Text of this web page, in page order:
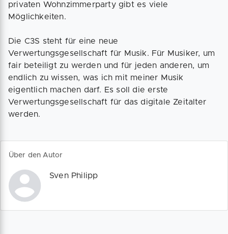
privaten Wohnzimmerparty gibt es viele
Möglichkeiten.
Die C3S steht für eine neue
Verwertungsgesellschaft für Musik. Für Musiker, um
fair beteiligt zu werden und für jeden anderen, um
endlich zu wissen, was ich mit meiner Musik
eigentlich machen darf. Es soll die erste
Verwertungsgesellschaft für das digitale Zeitalter
werden.
Über den Autor
Sven Philipp